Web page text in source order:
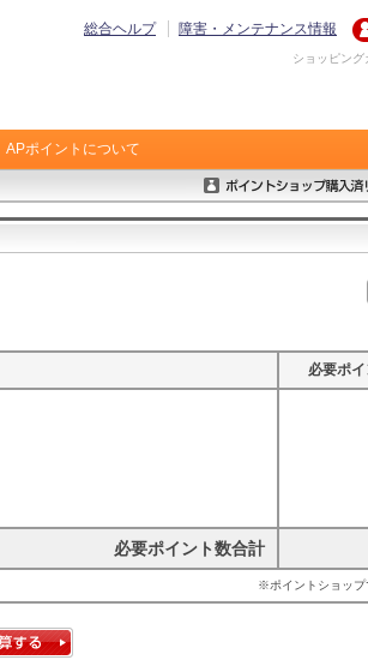
総合ヘルプ 障害・メンテナンス情報
ショッピン
APポイントについて
必要ポイ
必要ポイント数合計
※ポイントショップ